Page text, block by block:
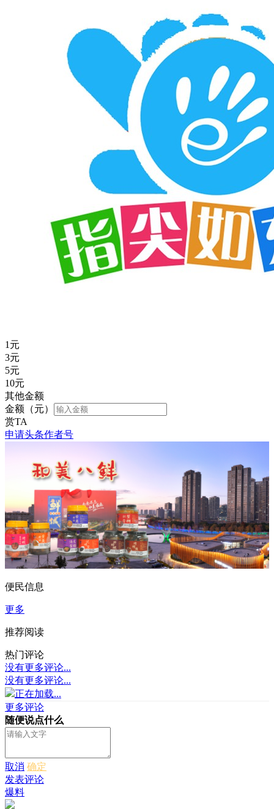
1 元
3元
5元
10元
其他金额
金额（元）
赏TA
申请头条作者号
便民信息
更多
推荐阅读
热门评论
没有更多评论...
没有更多评论...
正在加载...
更多评论
随便说点什么
取消 确定
发表评论
爆料